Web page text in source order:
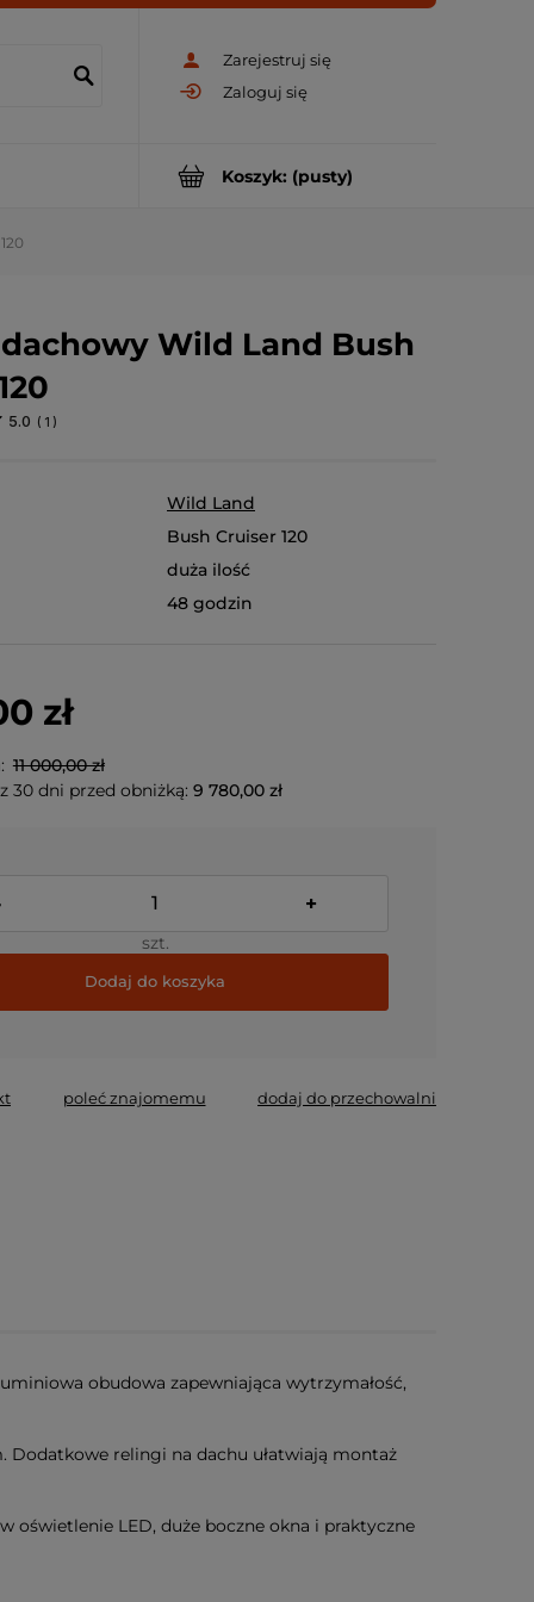
Zarejestruj się
Zaloguj się
Koszyk: (pusty)
Wild Land Bush
5.0 ( 1 )
Wild Land
Bush Cruiser 120
duża ilość
48 godzin
zł
11 000,00 zł
30 dni przed obniżką: 9 780,00 zł
+
szt.
Dodaj do koszyka
poleć znajomemu dodaj do przechowalni
obudowa zapewniająca wytrzymałość,
Dodatkowe relingi na dachu ułatwiają montaż
LED, duże boczne okna i praktyczne